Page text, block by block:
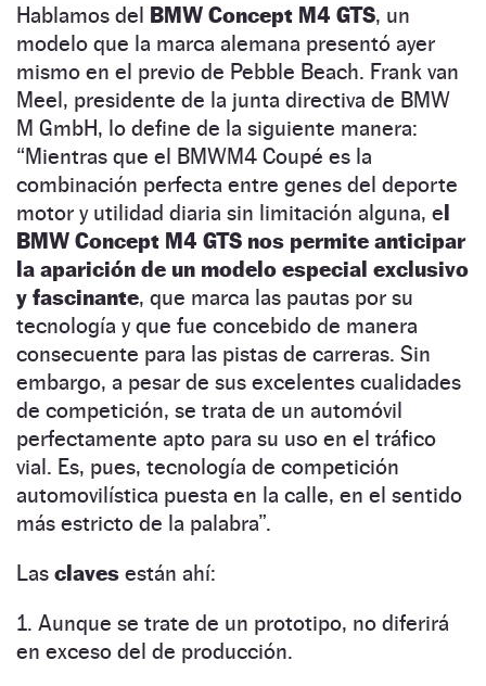
Hablamos del BMW Concept M4 GTS, un
modelo que la marca alemana presentó ayer
mismo en el previo de Pebble Beach. Frank van
Meel, presidente de la junta directiva de BMW
M GmbH, lo define de la siguiente manera:
“Mientras que el BMWM4 Coupé es la
combinación perfecta entre genes del deporte
motor y utilidad diaria sin limitación alguna, el
BMW Concept M4 GTS nos permite anticipar
la aparición de un modelo especial exclusivo
y fascinante, que marca las pautas por su
tecnología y que fue concebido de manera
consecuente para las pistas de carreras. Sin
embargo, a pesar de sus excelentes cualidades
de competición, se trata de un automóvil
perfectamente apto para su uso en el tráfico
vial. Es, pues, tecnología de competición
automovilística puesta en la calle, en el sentido
más estricto de la palabra”.
Las claves están ahí:
1. Aunque se trate de un prototipo, no diferirá
en exceso del de producción.